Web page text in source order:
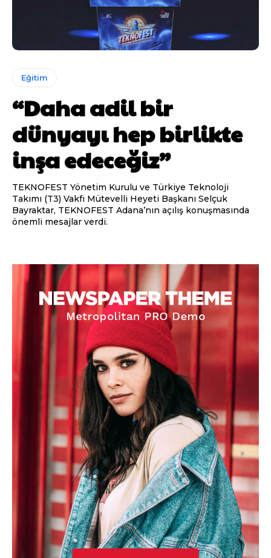
Eğitim
“Daha adil bir
dünyayı hep birlikte
inşa edeceğiz”
TEKNOFEST Yönetim Kurulu ve Türkiye Teknoloji
Takımı (T3) Vakfı Mütevelli Heyeti Başkanı Selçuk
Bayraktar, TEKNOFEST Adana’nın açılış konuşmasında
önemli mesajlar verdi.